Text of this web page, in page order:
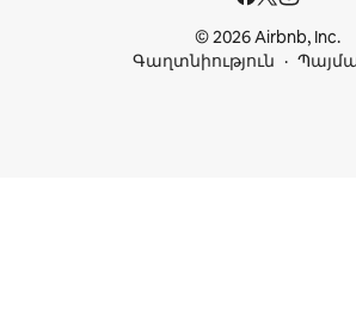
© 2026 Airbnb, Inc.
Գաղտնիություն